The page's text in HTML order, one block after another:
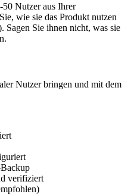
50 Nutzer aus Ihrer
wie sie das Produkt nutzen
Sagen Sie ihnen nicht, was sie
Nutzer bringen und mit dem
verifiziert